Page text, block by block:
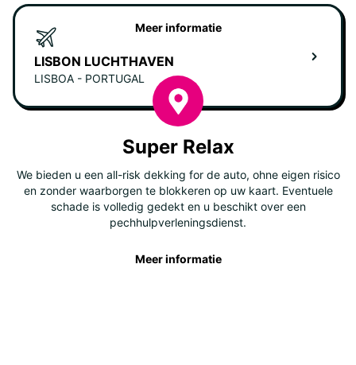
LISBON LUCHTHAVEN
LISBOA - PORTUGAL
Meer informatie
Super Relax
We bieden u een all-risk dekking for de auto, ohne eigen risico
en zonder waarborgen te blokkeren op uw kaart. Eventuele
schade is volledig gedekt en u beschikt over een
pechhulpverleningsdienst.
Meer informatie